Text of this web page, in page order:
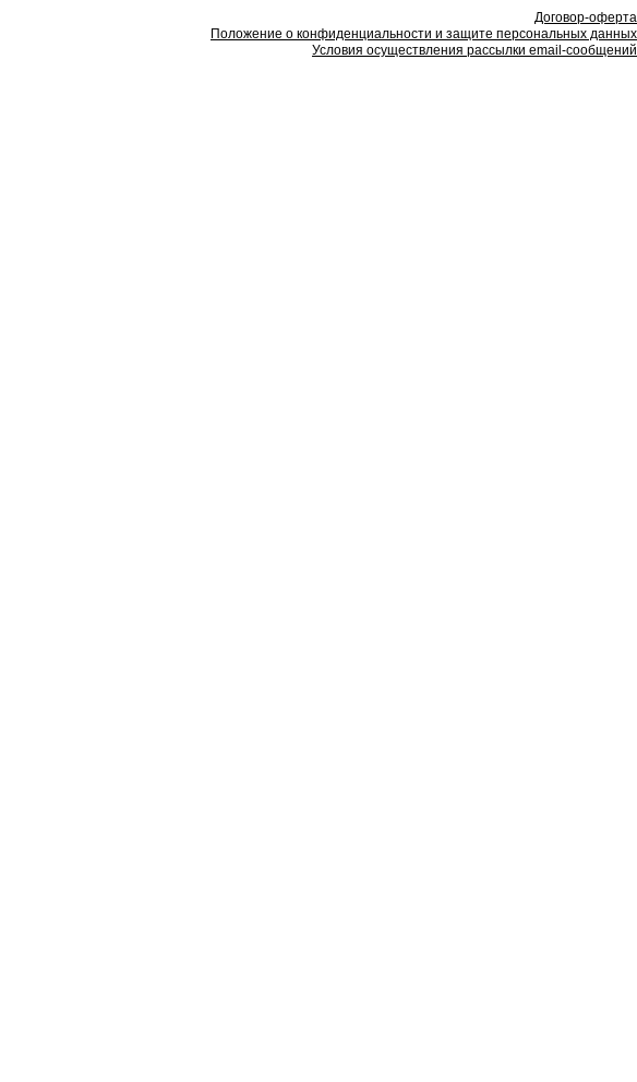
Договор-оферта
Положение о конфиденциальности и защите персональных данных
Условия осуществления рассылки email-сообщений